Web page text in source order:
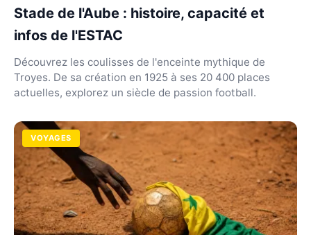
Stade de l'Aube : histoire, capacité et
infos de l'ESTAC
Découvrez les coulisses de l'enceinte mythique de
Troyes. De sa création en 1925 à ses 20 400 places
actuelles, explorez un siècle de passion football.
VOYAGES